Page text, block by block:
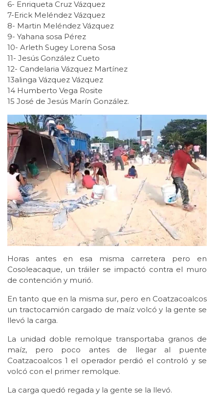
6- Enriqueta Cruz Vázquez
7-Erick Meléndez Vázquez
8- Martin Meléndez Vázquez
9- Yahana sosa Pérez
10- Arleth Sugey Lorena Sosa
11- Jesús González Cueto
12- Candelaria Vázquez Martínez
13alinga Vázquez Vázquez
14 Humberto Vega Rosite
15 José de Jesús Marín González.
Horas antes en esa misma carretera pero en
Cosoleacaque, un tráiler se impactó contra el muro
de contención y murió.
En tanto que en la misma sur, pero en Coatzacoalcos
un tractocamión cargado de maíz volcó y la gente se
llevó la carga.
La unidad doble remolque transportaba granos de
maíz, pero poco antes de llegar al puente
Coatzacoalcos 1 el operador perdió el controló y se
volcó con el primer remolque.
La carga quedó regada y la gente se la llevó.